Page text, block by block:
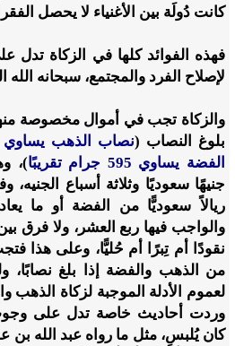
كانت دُولَة بين الأغنياء لا يحصل
فهذه الفوائد كلها في الزكاة تدل
لإصلاح الفرد والمجتمع، سبحانه الله
والزكاة تجب في أموال مخصوصة
بلوغ النصاب (
الفضة يساوي 595 جرام تقريبًا
)،
جنيهًا سعوديًا وثلاثة أسباع
ريالاً سعوديًّا من الفضة أو ما
والواجب فيها ربع العشر، ولا فرق
نقودًا أم تِبرًا أم حُليًّا، وعلى هذا
من الذهب والفضة إذا بلغ نصابًا،
لعموم الأدلة الموجبة لزكاة الذهب
وردت أحاديث خاصة تدل على
كان يُلبسِ، مثل ما رواه عبد الله بن